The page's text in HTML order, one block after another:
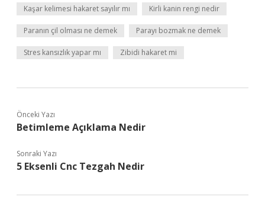
Kaşar kelimesi hakaret sayılır mı Kirli kanin rengi nedir
Paranın çil olması ne demek Parayı bozmak ne demek
Stres kansızlık yapar mı Zibidi hakaret mi
Önceki Yazı
Betimleme Açıklama Nedir
Sonraki Yazı
5 Eksenli Cnc Tezgah Nedir